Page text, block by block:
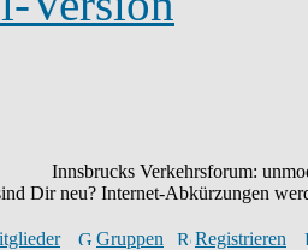
Innsbrucks Verkehrsforum:
Dir neu? Internet-Abkürzungen
Gruppen
Registrieren